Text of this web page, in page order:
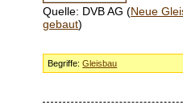
Quelle: DVB AG (Neue
gebaut)
Begriffe:Gleisbau